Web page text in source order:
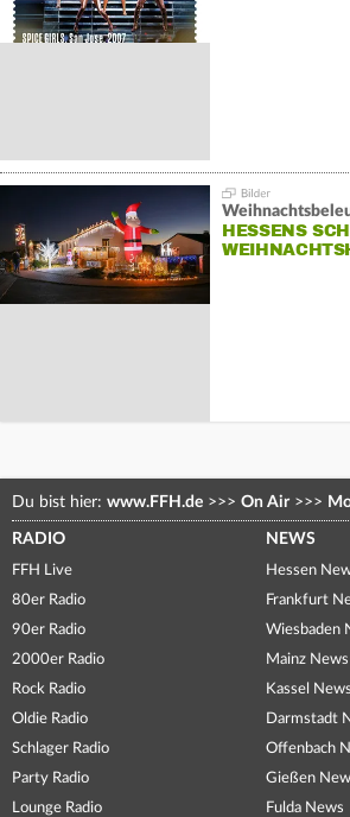
HESSENS
Du bist hier: www.FFH.de >>> On Air >>>
RADIO
FFH Live
80er Radio
90er Radio
2000er Radio
Rock Radio
Oldie Radio
Schlager Radio
Party Radio
Lounge Radio
NEWS
Hessen
Frankfurt
Wiesbaden
Mainz News
Kassel News
Darmstadt
Offenbach
Gießen
Fulda News